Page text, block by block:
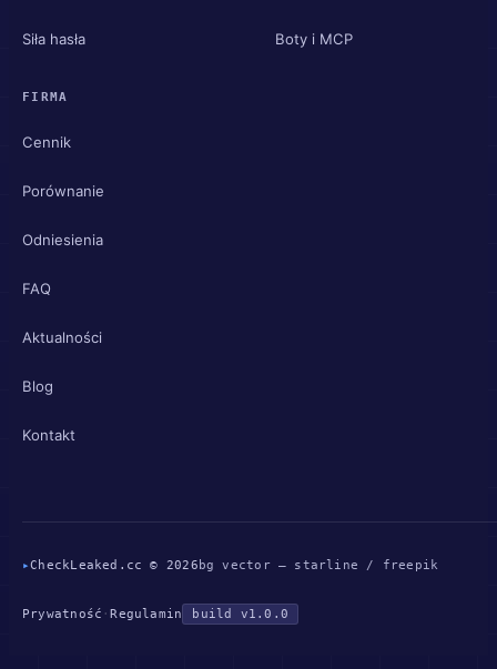
Siła hasła Boty i MCP
FIRMA
Cennik
Porównanie
Odniesienia
FAQ
Aktualności
Blog
Kontakt
▸CheckLeaked.cc © 2026 bg vector — starline / freepik
Prywatność ·Regulamin build v1.0.0